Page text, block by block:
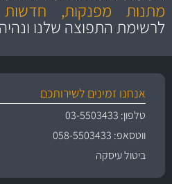
מתנות מפנקות,
לרשימת התפוצה שלנו
אנחנו זמינים לשירותכם
טלפון: 03-5503433
ווטסאפ: 058-5503433
ביטול עיסקה